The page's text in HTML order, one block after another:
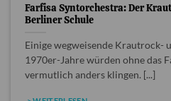
Farfisa Syntorchestra: Der
Berliner Schule
Einige wegweisende Krautrock-
1970er-Jahre würden ohne das
vermutlich anders klingen. [...]